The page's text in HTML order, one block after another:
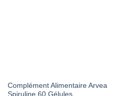
Complément Alimentaire Arvea
Spiruline 60 Gélules